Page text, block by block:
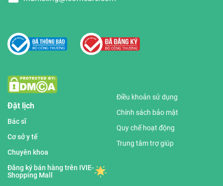
Đặt lịch
Bác sĩ
Cơ sở y tế
Chuyên khoa
Đăng ký bán hàng trên IVIE-
Shopping Mall
Điều khoản sử dụng
Chính sách bảo mật
Quy chế hoạt động
Trung tâm trợ giúp